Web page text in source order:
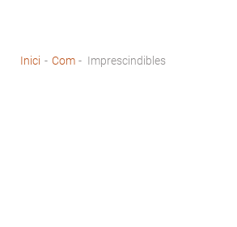
Inici - Com - Imprescindibles